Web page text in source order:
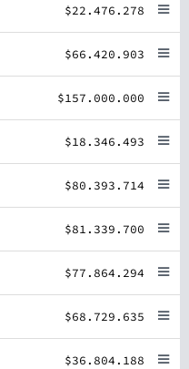
$22.476.278
$66.420.903
$157.000.000
$18.346.493
$80.393.714
$81.339.700
$77.864.294
$68.729.635
$36.804.188